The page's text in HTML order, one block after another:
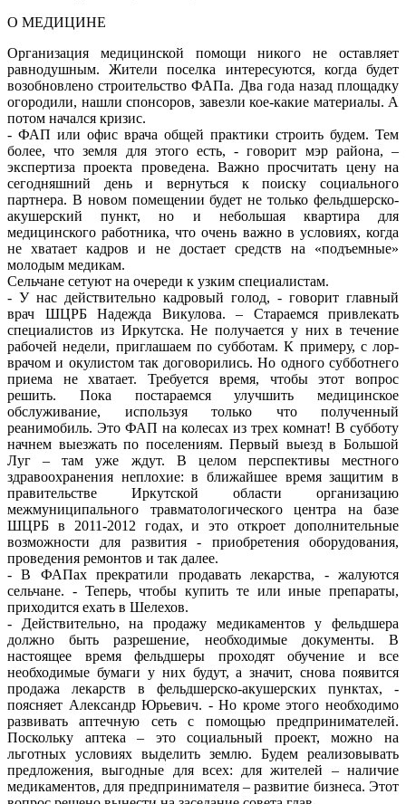
О МЕДИЦИНЕ
Организация медицинской помощи никого не оставляет
равнодушным. Жители поселка интересуются, когда будет
возобновлено строительство ФАПа. Два года назад площадку
огородили, нашли спонсоров, завезли кое-какие материалы. А
потом начался кризис.
- ФАП или офис врача общей практики строить будем. Тем
более, что земля для этого есть, - говорит мэр района, –
экспертиза проекта проведена. Важно просчитать цену на
сегодняшний день и вернуться к поиску социального
партнера. В новом помещении будет не только фельдшерско-
акушерский пункт, но и небольшая квартира для
медицинского работника, что очень важно в условиях, когда
не хватает кадров и не достает средств на «подъемные»
молодым медикам.
Сельчане сетуют на очереди к узким специалистам.
- У нас действительно кадровый голод, - говорит главный
врач ШЦРБ Надежда Викулова. – Стараемся привлекать
специалистов из Иркутска. Не получается у них в течение
рабочей недели, приглашаем по субботам. К примеру, с лор-
врачом и окулистом так договорились. Но одного субботнего
приема не хватает. Требуется время, чтобы этот вопрос
решить. Пока постараемся улучшить медицинское
обслуживание, используя только что полученный
реанимобиль. Это ФАП на колесах из трех комнат! В субботу
начнем выезжать по поселениям. Первый выезд в Большой
Луг – там уже ждут. В целом перспективы местного
здравоохранения неплохие: в ближайшее время защитим в
правительстве Иркутской области организацию
межмуниципального травматологического центра на базе
ШЦРБ в 2011-2012 годах, и это откроет дополнительные
возможности для развития - приобретения оборудования,
проведения ремонтов и так далее.
- В ФАПах прекратили продавать лекарства, - жалуются
сельчане. - Теперь, чтобы купить те или иные препараты,
приходится ехать в Шелехов.
- Действительно, на продажу медикаментов у фельдшера
должно быть разрешение, необходимые документы. В
настоящее время фельдшеры проходят обучение и все
необходимые бумаги у них будут, а значит, снова появится
продажа лекарств в фельдшерско-акушерских пунктах, -
поясняет Александр Юрьевич. - Но кроме этого необходимо
развивать аптечную сеть с помощью предпринимателей.
Поскольку аптека – это социальный проект, можно на
льготных условиях выделить землю. Будем реализовывать
предложения, выгодные для всех: для жителей – наличие
медикаментов, для предпринимателя – развитие бизнеса. Этот